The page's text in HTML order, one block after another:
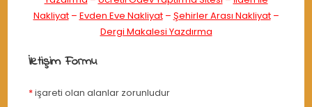
Nakliyat– Evden Eve Nakliyat– Şehirler Arası Nakliyat–
Dergi Makalesi Yazdırma
İletişim Formu
*işareti olan alanlar zorunludur